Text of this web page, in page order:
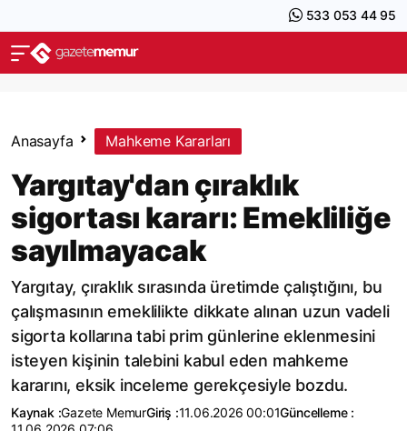
533 053 44 95
Anasayfa Mahkeme Kararları
Yargıtay'dan çıraklık
sigortası kararı: Emekliliğe
sayılmayacak
Yargıtay, çıraklık sırasında üretimde çalıştığını, bu
çalışmasının emeklilikte dikkate alınan uzun vadeli
sigorta kollarına tabi prim günlerine eklenmesini
isteyen kişinin talebini kabul eden mahkeme
kararını, eksik inceleme gerekçesiyle bozdu.
Kaynak :Gazete MemurGiriş :11.06.2026 00:01Güncelleme :